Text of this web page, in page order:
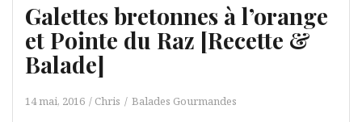
Galettes bretonnes à l’orange
et Pointe du Raz [Recette &
Balade]
14 mai, 2016 Chris Balades Gourmandes